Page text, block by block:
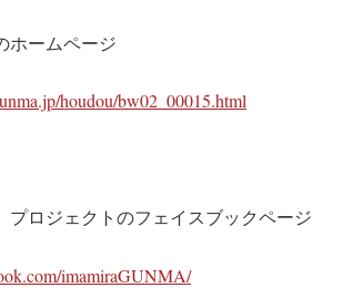
ホームページ
houdou/bw02_00015.html
プロジェクトのフェイスブックページ
imamiraGUNMA/